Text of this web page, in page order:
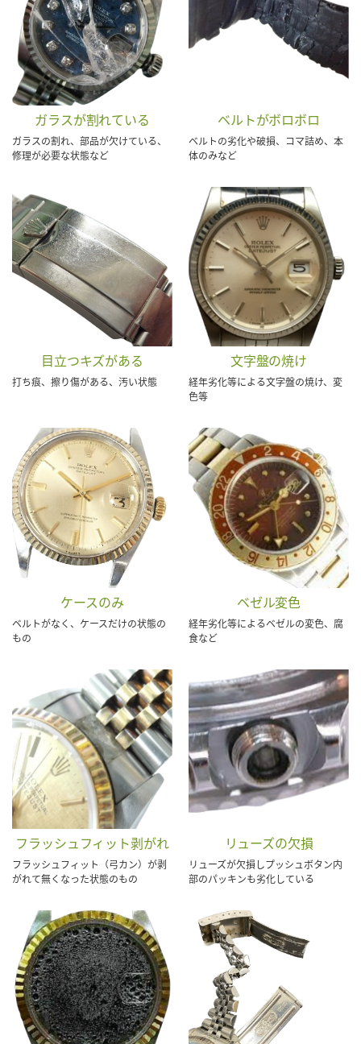
ガラスが割れている
ガラスの割れ、部品が欠けている、
修理が必要な状態など
ベルトがボロボロ
ベルトの劣化や破損、コマ詰め、本
体のみなど
目立つキズがある
打ち痕、擦り傷がある、汚い状態
文字盤の焼け
経年劣化等による文字盤の焼け、変
色等
ケースのみ
ベルトがなく、ケースだけの状態の
もの
ベゼル変色
経年劣化等によるベゼルの変色、腐
食など
フラッシュフィット剥がれ
フラッシュフィット（弓カン）が剥
がれて無くなった状態のもの
リューズの欠損
リューズが欠損しプッシュボタン内
部のパッキンも劣化している